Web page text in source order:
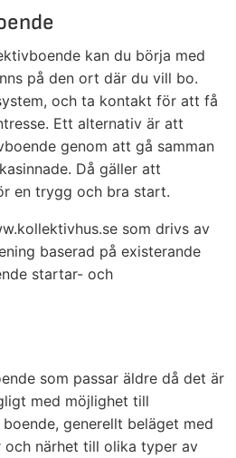
kan du börja med
på den ort där du vill bo.
och ta kontakt för att få
Ett alternativ är att
genom att gå samman
Då gäller att
en trygg och bra start.
som drivs av
baserad på existerande
startar- och
som passar äldre då det är
med möjlighet till
generellt beläget med
närhet till olika typer av